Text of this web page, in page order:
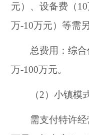
元）、设备费（
万-10万元）等需另
总费用：综合
万-100万元。
（2）小镇模
需支付特许经